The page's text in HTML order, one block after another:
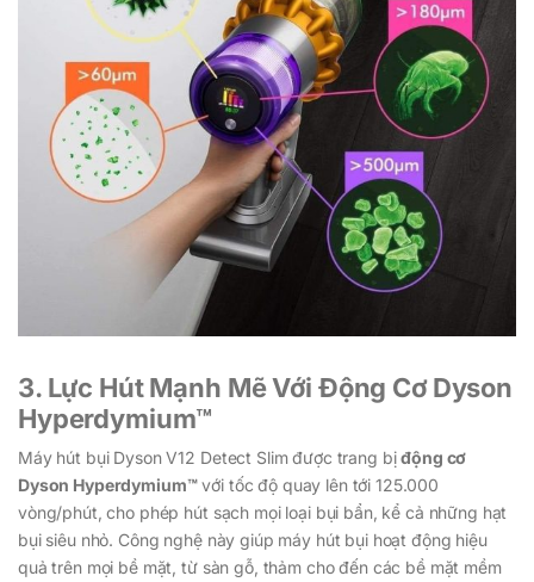
3. Lực Hút Mạnh Mẽ Với Động Cơ Dyson
Hyperdymium™
Máy hút bụi Dyson V12 Detect Slim được trang bịđộng cơ
Dyson Hyperdymium™với tốc độ quay lên tới 125.000
vòng/phút, cho phép hút sạch mọi loại bụi bẩn, kể cả những hạt
bụi siêu nhỏ. Công nghệ này giúp máy hút bụi hoạt động hiệu
quả trên mọi bề mặt, từ sàn gỗ, thảm cho đến các bề mặt mềm